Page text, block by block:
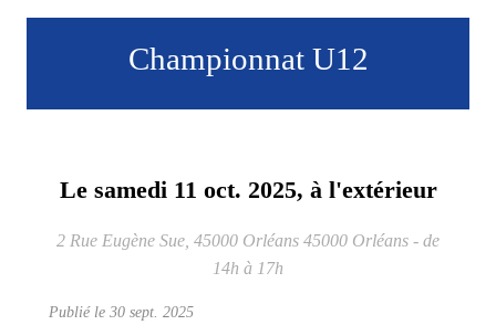
Championnat U12
Le samedi 11 oct. 2025, à l'extérieur
2 Rue Eugène Sue, 45000 Orléans 45000 Orléans - de
14h à 17h
Publié le 30 sept. 2025